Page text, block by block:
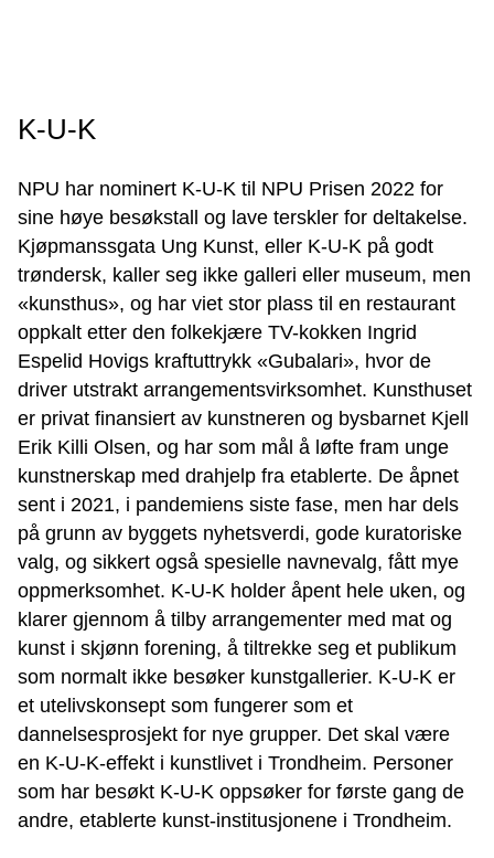
K-U-K
NPU har nominert K-U-K til NPU Prisen 2022 for
sine høye besøkstall og lave terskler for deltakelse.
Kjøpmanssgata Ung Kunst, eller K-U-K på godt
trøndersk, kaller seg ikke galleri eller museum, men
«kunsthus», og har viet stor plass til en restaurant
oppkalt etter den folkekjære TV-kokken Ingrid
Espelid Hovigs kraftuttrykk «Gubalari», hvor de
driver utstrakt arrangementsvirksomhet. Kunsthuset
er privat finansiert av kunstneren og bysbarnet Kjell
Erik Killi Olsen, og har som mål å løfte fram unge
kunstnerskap med drahjelp fra etablerte. De åpnet
sent i 2021, i pandemiens siste fase, men har dels
på grunn av byggets nyhetsverdi, gode kuratoriske
valg, og sikkert også spesielle navnevalg, fått mye
oppmerksomhet. K-U-K holder åpent hele uken, og
klarer gjennom å tilby arrangementer med mat og
kunst i skjønn forening, å tiltrekke seg et publikum
som normalt ikke besøker kunstgallerier. K-U-K er
et utelivskonsept som fungerer som et
dannelsesprosjekt for nye grupper. Det skal være
en K-U-K-effekt i kunstlivet i Trondheim. Personer
som har besøkt K-U-K oppsøker for første gang de
andre, etablerte kunst-institusjonene i Trondheim.